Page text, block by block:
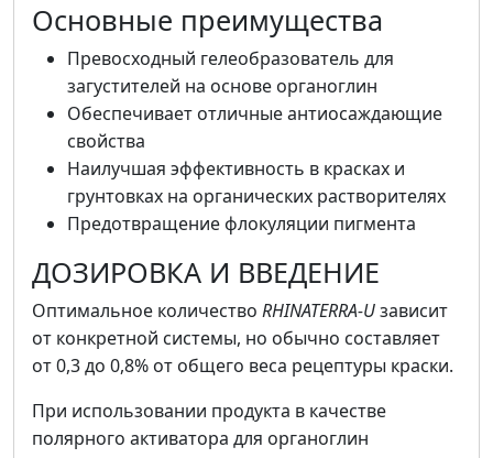
Основные преимущества
Превосходный гелеобразователь для
загустителей на основе органоглин
Обеспечивает отличные антиосаждающие
свойства
Наилучшая эффективность в красках и
грунтовках на органических растворителях
Предотвращение флокуляции пигмента
ДОЗИРОВКА И ВВЕДЕНИЕ
Оптимальное количество RHINATERRA-Uзависит
от конкретной системы, но обычно составляет
от 0,3 до 0,8% от общего веса рецептуры краски.
При использовании продукта в качестве
полярного активатора для органоглин